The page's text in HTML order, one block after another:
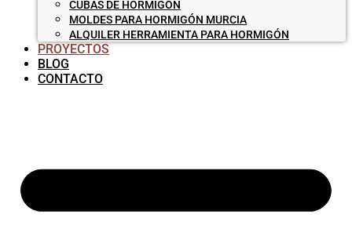
CUBAS DE HORMIGÓN
MOLDES PARA HORMIGÓN MURCIA
ALQUILER HERRAMIENTA PARA HORMIGÓN
PROYECTOS
BLOG
CONTACTO